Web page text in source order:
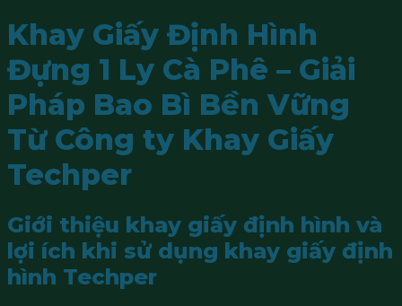
Khay Giấy Định Hình
Đựng 1 Ly Cà Phê – Giải
Pháp Bao Bì Bền Vững
Từ Công ty Khay Giấy
Techper
Giới thiệu khay giấy định hình và
lợi ích khi sử dụng khay giấy định
hình Techper